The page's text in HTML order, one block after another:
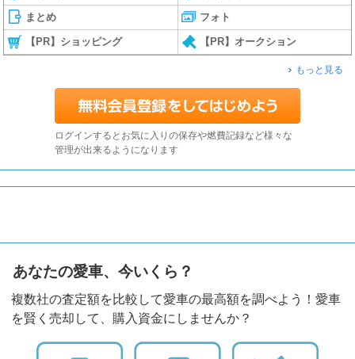
まとめ フォト
【PR】ショッピング 【PR】オークション
もっと見る
ログインするとお気に入りの保存や燃費記録など様々な
管理が出来るようになります
あなたの愛車、今いくら？
複数社の査定額を比較して愛車の最高額を調べよう！愛車
を賢く売却して、購入資金にしませんか？